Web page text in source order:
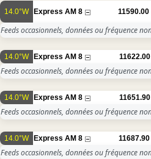
14.0°W Express AM 8 11590.00
Feeds occasionnels, données ou fréquence
14.0°W Express AM 8 11622.00
Feeds occasionnels, données ou fréquence
14.0°W Express AM 8 11651.90
Feeds occasionnels, données ou fréquence
14.0°W Express AM 8 11687.90
Feeds occasionnels, données ou fréquence